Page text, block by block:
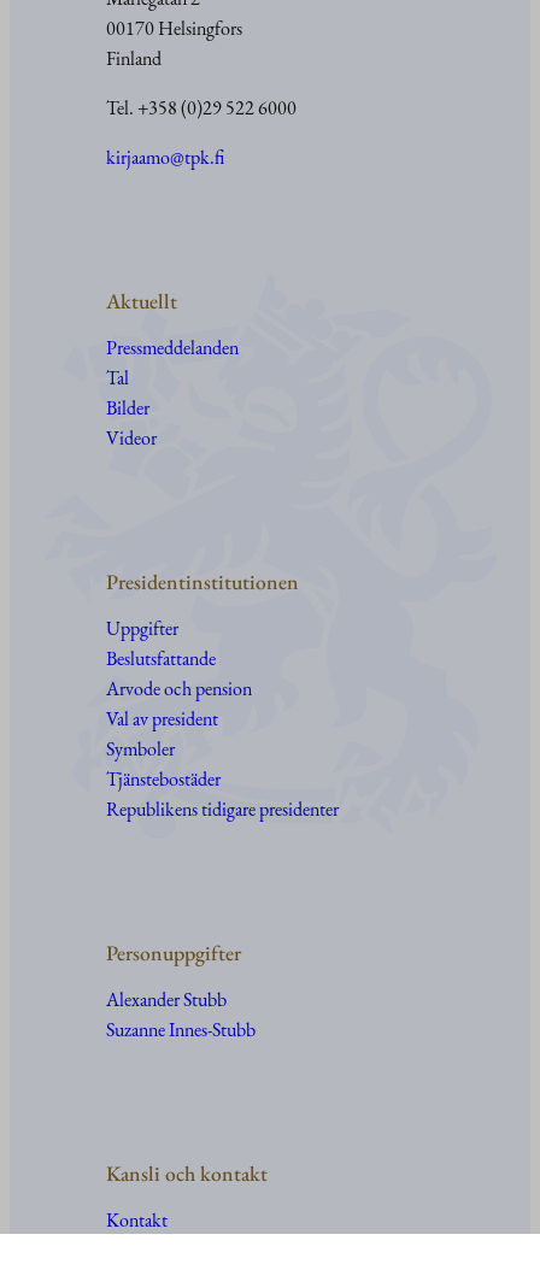
00170 Helsingfors
Finland
Tel. +358 (0)29 522 6000
kirjaamo@tpk.fi
Aktuellt
Pressmeddelanden
Tal
Bilder
Videor
Presidentinstitutionen
Uppgifter
Beslutsfattande
Arvode och pension
Val av president
Symboler
Tjänstebostäder
Republikens tidigare presidenter
Personuppgifter
Alexander Stubb
Suzanne Innes-Stubb
Kansli och kontakt
Kontakt